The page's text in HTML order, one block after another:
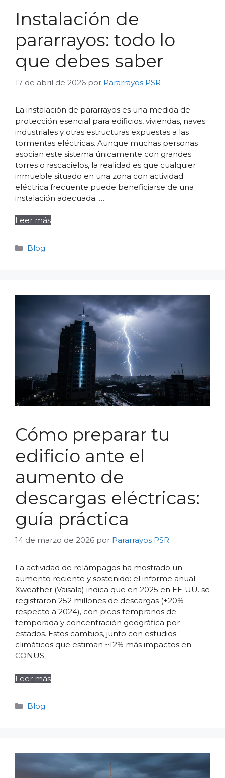
Instalación de
pararrayos: todo lo
que debes saber
17 de abril de 2026 por Pararrayos PSR
La instalación de pararrayos es una medida de
protección esencial para edificios, viviendas, naves
industriales y otras estructuras expuestas a las
tormentas eléctricas. Aunque muchas personas
asocian este sistema únicamente con grandes
torres o rascacielos, la realidad es que cualquier
inmueble situado en una zona con actividad
eléctrica frecuente puede beneficiarse de una
instalación adecuada. …
Leer más
Categorías
Blog
Cómo preparar tu
edificio ante el
aumento de
descargas eléctricas:
guía práctica
14 de marzo de 2026 por Pararrayos PSR
La actividad de relámpagos ha mostrado un
aumento reciente y sostenido: el informe anual
Xweather (Vaisala) indica que en 2025 en EE. UU. se
registraron 252 millones de descargas (+20%
respecto a 2024), con picos tempranos de
temporada y concentración geográfica por
estados. Estos cambios, junto con estudios
climáticos que estiman ~12% más impactos en
CONUS …
Leer más
Categorías
Blog